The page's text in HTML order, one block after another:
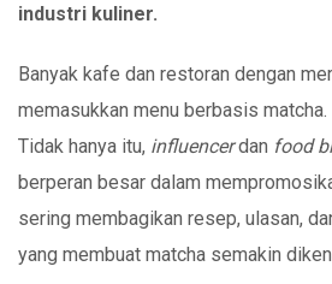
industri kuliner.
Banyak kafe dan restoran dengan
memasukkan menu berbasis matcha.
Tidak hanya itu, influencerdan food
berperan besar dalam
sering membagikan resep, ulasan,
yang membuat matcha semakin